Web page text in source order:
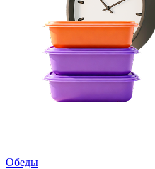
Обеды